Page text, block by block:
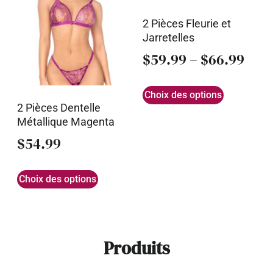
2 Pièces Dentelle
Métallique Magenta
$54.99
Choix des options
2 Pièces Fleurie et
Jarretelles
$59.99 – $66.99
Choix des options
Produits